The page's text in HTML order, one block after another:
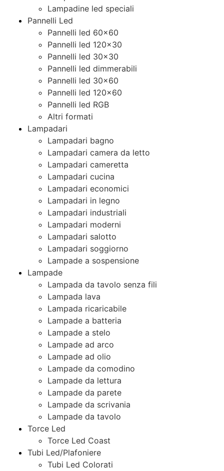
Lampadine led speciali
Pannelli Led
Pannelli led 60×60
Pannelli led 120×30
Pannelli led 30×30
Pannelli led dimmerabili
Pannelli led 30×60
Pannelli led 120×60
Pannelli led RGB
Altri formati
Lampadari
Lampadari bagno
Lampadari camera da letto
Lampadari cameretta
Lampadari cucina
Lampadari economici
Lampadari in legno
Lampadari industriali
Lampadari moderni
Lampadari salotto
Lampadari soggiorno
Lampade a sospensione
Lampade
Lampada da tavolo senza fili
Lampada lava
Lampada ricaricabile
Lampade a batteria
Lampade a stelo
Lampade ad arco
Lampade ad olio
Lampade da comodino
Lampade da lettura
Lampade da parete
Lampade da scrivania
Lampade da tavolo
Torce Led
Torce Led Coast
Tubi Led/Plafoniere
Tubi Led Colorati